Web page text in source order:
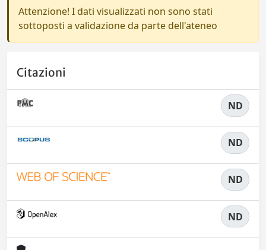
Attenzione! I dati visualizzati non sono stati
sottoposti a validazione da parte dell'ateneo
Citazioni
ND
ND
ND
ND